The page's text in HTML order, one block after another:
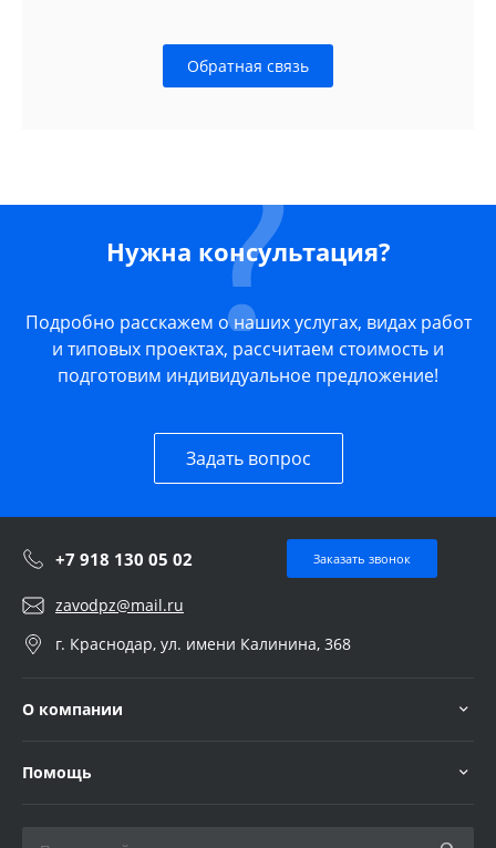
Обратная связь
Нужна консультация?
Подробно расскажем о наших услугах, видах работ
и типовых проектах, рассчитаем стоимость и
подготовим индивидуальное предложение!
Задать вопрос
+7 918 130 05 02 Заказать звонок
zavodpz@mail.ru
г. Краснодар, ул. имени Калинина, 368
О компании
Помощь